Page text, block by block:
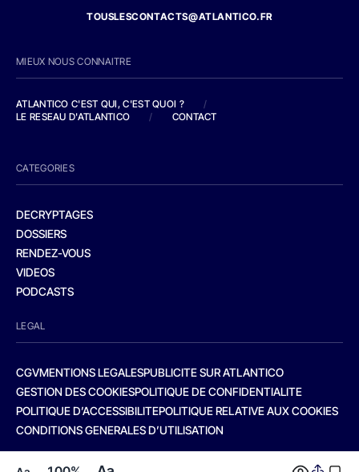
TOUSLESCONTACTS@ATLANTICO.FR
MIEUX NOUS CONNAITRE
ATLANTICO C'EST QUI, C'EST QUOI ?
/
LE RESEAU D'ATLANTICO
/ CONTACT
CATEGORIES
DECRYPTAGES
DOSSIERS
RENDEZ-VOUS
VIDEOS
PODCASTS
LEGAL
CGVMENTIONS LEGALESPUBLICITE SUR ATLANTICO
GESTION DES COOKIESPOLITIQUE DE CONFIDENTIALITE
POLITIQUE D’ACCESSIBILITEPOLITIQUE RELATIVE AUX COOKIES
CONDITIONS GENERALES D’UTILISATION